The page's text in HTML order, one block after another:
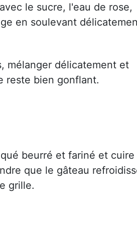
le sucre, l'eau de rose,
en soulevant
mélanger délicatement et
reste bien gonflant.
beurré et fariné et cuire
que le gâteau
grille.